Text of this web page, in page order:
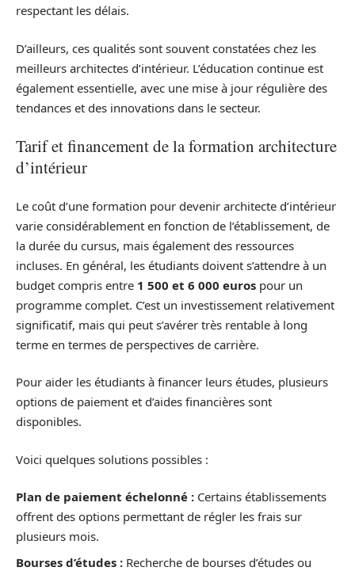
respectant les délais.
D’ailleurs, ces qualités sont souvent constatées chez les
meilleurs architectes d’intérieur. L’éducation continue est
également essentielle, avec une mise à jour régulière des
tendances et des innovations dans le secteur.
Tarif et financement de la formation architecture
d’intérieur
Le coût d’une formation pour devenir architecte d’intérieur
varie considérablement en fonction de l’établissement, de
la durée du cursus, mais également des ressources
incluses. En général, les étudiants doivent s’attendre à un
budget compris entre 1 500 et 6 000 euros pour un
programme complet. C’est un investissement relativement
significatif, mais qui peut s’avérer très rentable à long
terme en termes de perspectives de carrière.
Pour aider les étudiants à financer leurs études, plusieurs
options de paiement et d’aides financières sont
disponibles.
Voici quelques solutions possibles :
Plan de paiement échelonné : Certains établissements
offrent des options permettant de régler les frais sur
plusieurs mois.
Bourses d’études : Recherche de bourses d’études ou